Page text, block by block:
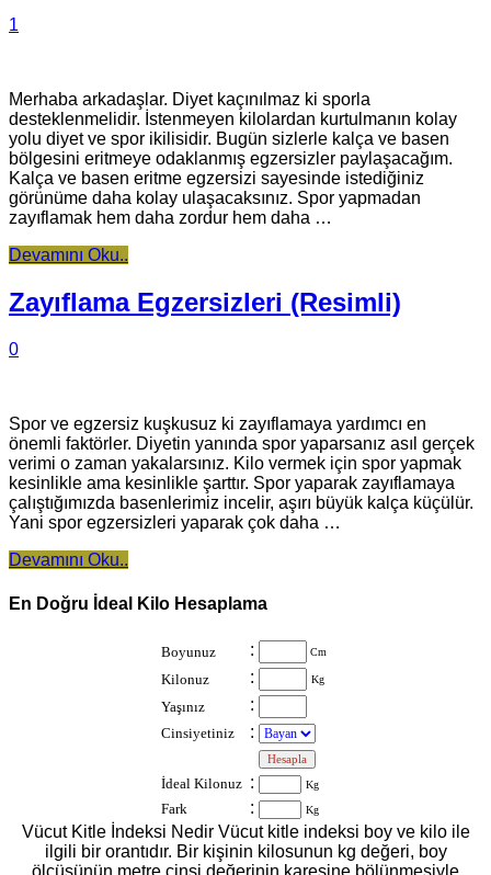
1
Merhaba arkadaşlar. Diyet kaçınılmaz ki sporla
desteklenmelidir. İstenmeyen kilolardan kurtulmanın kolay
yolu diyet ve spor ikilisidir. Bugün sizlerle kalça ve basen
bölgesini eritmeye odaklanmış egzersizler paylaşacağım.
Kalça ve basen eritme egzersizi sayesinde istediğiniz
görünüme daha kolay ulaşacaksınız. Spor yapmadan
zayıflamak hem daha zordur hem daha …
Devamını Oku..
Zayıflama Egzersizleri (Resimli)
0
Spor ve egzersiz kuşkusuz ki zayıflamaya yardımcı en
önemli faktörler. Diyetin yanında spor yaparsanız asıl gerçek
verimi o zaman yakalarsınız. Kilo vermek için spor yapmak
kesinlikle ama kesinlikle şarttır. Spor yaparak zayıflamaya
çalıştığımızda basenlerimiz incelir, aşırı büyük kalça küçülür.
Yani spor egzersizleri yaparak çok daha …
Devamını Oku..
En Doğru İdeal Kilo Hesaplama
Boyunuz : Cm
Kilonuz : Kg
Yaşınız :
Cinsiyetiniz
:
İdeal Kilonuz : Kg
Fark : Kg
Vücut Kitle İndeksi Nedir Vücut kitle indeksi boy ve kilo ile
ilgili bir orantıdır. Bir kişinin kilosunun kg değeri, boy
ölçüsünün metre cinsi değerinin karesine bölünmesiyle